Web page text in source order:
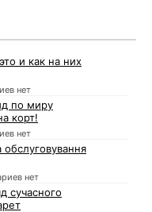
и как на них
нет
по миру
корт!
нет
нет
сучасного